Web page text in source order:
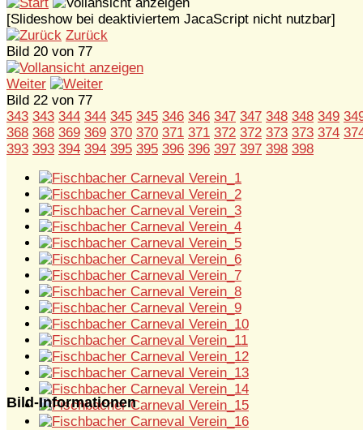
[Slideshow bei deaktiviertem JacaScript nicht nutzbar]
Zurück
Bild 20 von 77
Weiter
Bild 22 von 77
343 343 344 344 345 345 346 346 347 347 348 348 349
368 368 369 369 370 370 371 371 372 372 373 373 374
393 393 394 394 395 395 396 396 397 397 398 398
Bild-Informationen